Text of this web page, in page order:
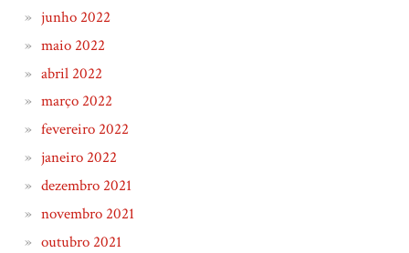
junho 2022
maio 2022
abril 2022
março 2022
fevereiro 2022
janeiro 2022
dezembro 2021
novembro 2021
outubro 2021